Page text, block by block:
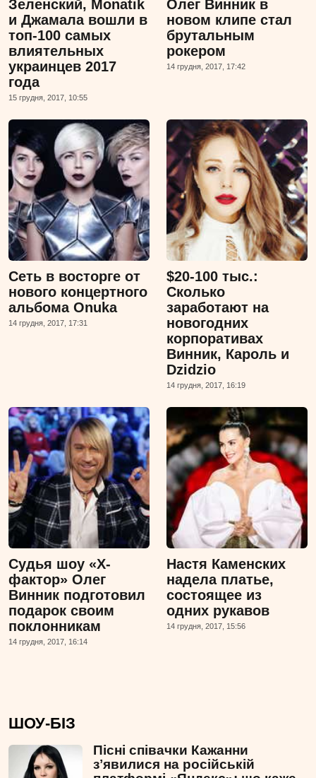
Зеленский, Monatik
и Джамала вошли в
топ-100 самых
влиятельных
украинцев 2017
года
15 грудня, 2017, 10:55
Олег Винник в
новом клипе стал
брутальным
рокером
14 грудня, 2017, 17:42
Сеть в восторге от
нового концертного
альбома Onuka
14 грудня, 2017, 17:31
$20-100 тыс.:
Сколько
заработают на
новогодних
корпоративах
Винник, Кароль и
Dzidzio
14 грудня, 2017, 16:19
Судья шоу «Х-
фактор» Олег
Винник подготовил
подарок своим
поклонникам
14 грудня, 2017, 16:14
Настя Каменских
надела платье,
состоящее из
одних рукавов
14 грудня, 2017, 15:56
ШОУ-БІЗ
Пісні співачки Кажанни
зʼявилися на російській